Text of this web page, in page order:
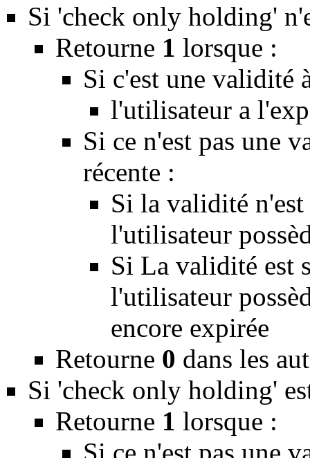
Si 'check only holding'
Retourne 1 lorsque :
Si c'est une validité
l'utilisateur a
Si ce n'est pas une
récente :
Si la validité n'est
l'utilisateur
Si La validité est
l'utilisateur
encore expirée
Retourne 0 dans les
Si 'check only holding'
Retourne 1 lorsque :
Si ce n'est pas une